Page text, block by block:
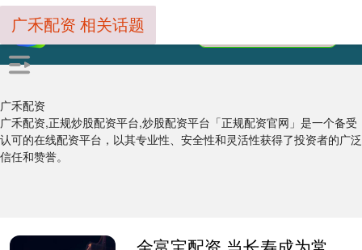
广禾配资
广禾配资,正规炒股配资平台,炒股配资平台「正规配资官网」是一个备受
认可的在线配资平台，以其专业性、安全性和灵活性获得了投资者的广泛
信任和赞誉。
广禾配资 相关话题